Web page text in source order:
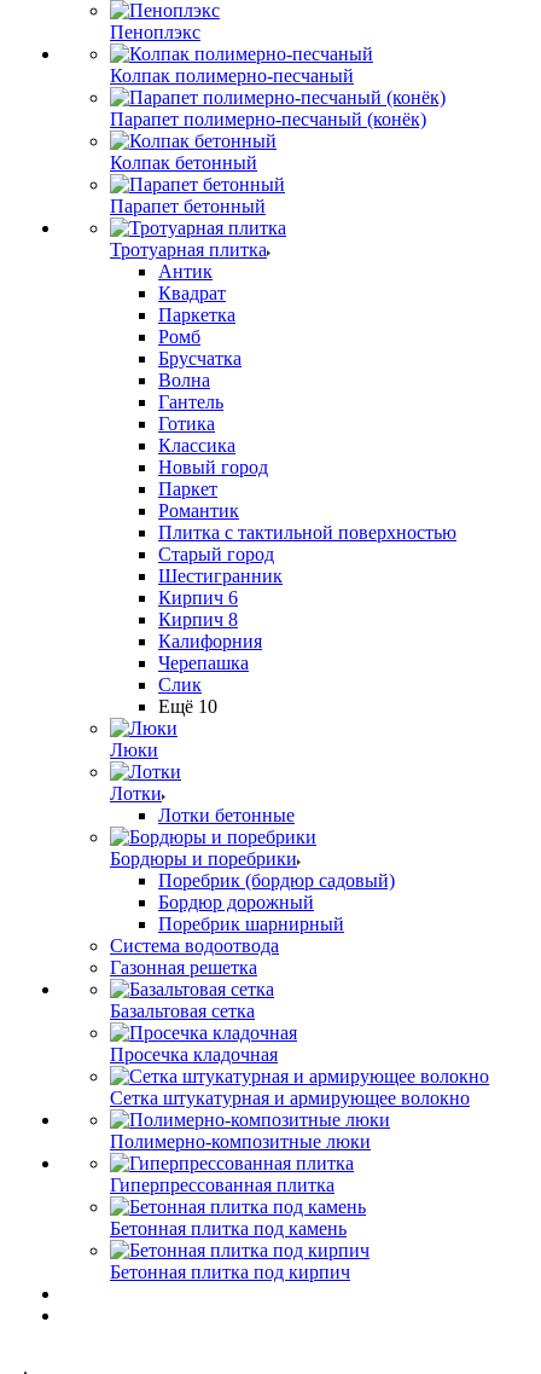
Пеноплэкс
Колпак полимерно-песчаный
Парапет полимерно-песчаный (конёк)
Колпак бетонный
Парапет бетонный
Тротуарная плитка
Антик
Квадрат
Паркетка
Ромб
Брусчатка
Волна
Гантель
Готика
Классика
Новый город
Паркет
Романтик
Плитка с тактильной поверхностью
Старый город
Шестигранник
Кирпич 6
Кирпич 8
Калифорния
Черепашка
Слик
Ещё 10
Люки
Лотки
Лотки бетонные
Бордюры и поребрики
Поребрик (бордюр садовый)
Бордюр дорожный
Поребрик шарнирный
Система водоотвода
Газонная решетка
Базальтовая сетка
Просечка кладочная
Сетка штукатурная и армирующее волокно
Полимерно-композитные люки
Гиперпрессованная плитка
Бетонная плитка под камень
Бетонная плитка под кирпич